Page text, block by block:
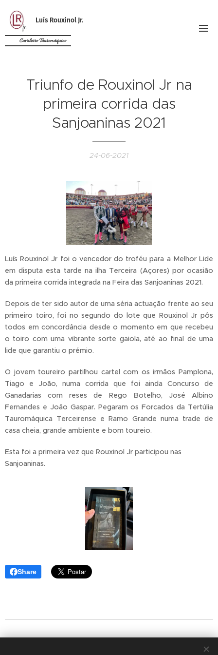
Luís Rouxinol Jr.
Cavaleiro Tauromáquico
Triunfo de Rouxinol Jr na
primeira corrida das
Sanjoaninas 2021
24-06-2021
Luís Rouxinol Jr foi o vencedor do troféu para a Melhor Lide
em disputa esta tarde na ilha Terceira (Açores) por ocasião
da primeira corrida integrada na Feira das Sanjoaninas 2021.
Depois de ter sido autor de uma séria actuação frente ao seu
primeiro toiro, foi no segundo do lote que Rouxinol Jr pôs
todos em concordância desde o momento em que recebeu
o toiro com uma vibrante sorte gaiola, até ao final de uma
lide que garantiu o prémio.
O jovem toureiro partilhou cartel com os irmãos Pamplona,
Tiago e João, numa corrida que foi ainda Concurso de
Ganadarias com reses de Rego Botelho, José Albino
Fernandes e João Gaspar. Pegaram os Forcados da Tertúlia
Tauromáquica Terceirense e Ramo Grande numa trade de
casa cheia, grande ambiente e bom toureio.
Esta foi a primeira vez que Rouxinol Jr participou nas
Sanjoaninas.
Share